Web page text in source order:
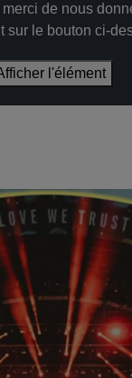
de nous
sur le bouton ci-
l'élément